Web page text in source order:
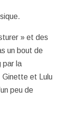
» et des
un bout de
par la
Ginette et Lulu
peu de